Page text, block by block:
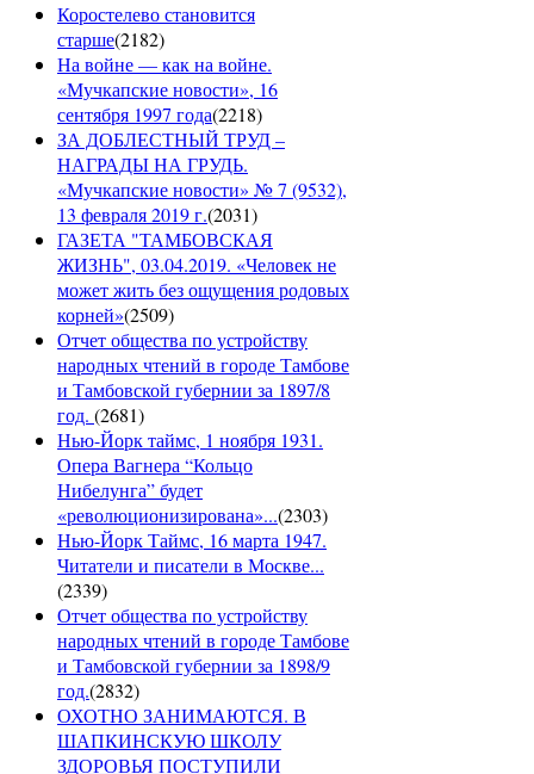
Коростелево становится
старше(2182)
На войне — как на войне.
«Мучкапские новости», 16
сентября 1997 года(2218)
ЗА ДОБЛЕСТНЫЙ ТРУД –
НАГРАДЫ НА ГРУДЬ.
«Мучкапские новости» № 7 (9532),
13 февраля 2019 г.(2031)
ГАЗЕТА "ТАМБОВСКАЯ
ЖИЗНЬ", 03.04.2019. «Человек не
может жить без ощущения родовых
корней»(2509)
Отчет общества по устройству
народных чтений в городе Тамбове
и Тамбовской губернии за 1897/8
год. (2681)
Нью-Йорк таймс, 1 ноября 1931.
Опера Вагнера “Кольцо
Нибелунга” будет
«революционизирована»...(2303)
Нью-Йорк Таймс, 16 марта 1947.
Читатели и писатели в Москве...
(2339)
Отчет общества по устройству
народных чтений в городе Тамбове
и Тамбовской губернии за 1898/9
год.(2832)
ОХОТНО ЗАНИМАЮТСЯ. В
ШАПКИНСКУЮ ШКОЛУ
ЗДОРОВЬЯ ПОСТУПИЛИ